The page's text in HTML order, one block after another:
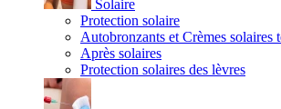
Solaire
Protection solaire
Autobronzants et Crèmes solaires
Après solaires
Protection solaires des lèvres